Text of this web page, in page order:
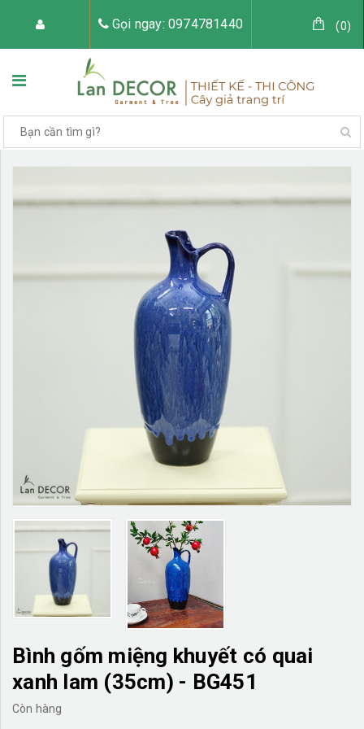
Gọi ngay: 0974781440 (0)
TRANG CHỦ
CÂY GIẢ TRANG TRÍ TIỂU CẢNH CÂY GIẢ
KHĂN TRẢI BÀN
TƯ VẤN LIÊN HỆ
Bình gốm miệng khuyết có quai
xanh lam (35cm) - BG451
Còn hàng